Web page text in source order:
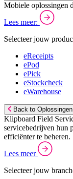
Mobiele oplossingen
Lees meer:
Selecteer jouw
eReceipts
ePod
ePick
eStockcheck
eWarehouse
Back to Oplossingen
Klipboard Field
servicebedrijven hun
efficiënter te beheren.
Lees meer
Selecteer jouw